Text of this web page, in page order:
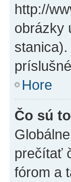
http://
obrázky
Hore
Čo sú
prečítať
fórom a